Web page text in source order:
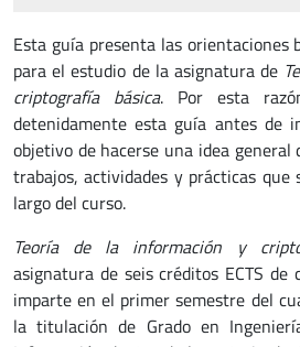
Esta guía presenta las orientaciones
para el estudio de la asignatura de
criptografía básica. Por esta
detenidamente esta guía antes de
objetivo de hacerse una idea
trabajos, actividades y prácticas
largo del curso.
Teoría de la información y
asignatura de seis créditos ECTS
imparte en el primer semestre del
la titulación de Grado en